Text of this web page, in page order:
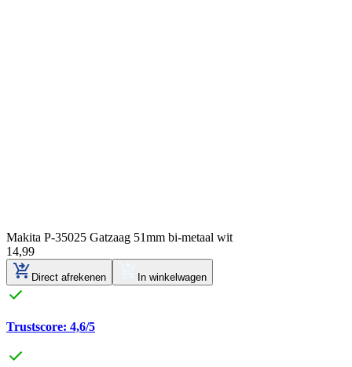
Makita P-35025 Gatzaag 51mm bi-metaal wit
14,99
Direct afrekenen In winkelwagen
Trustscore: 4,6/5